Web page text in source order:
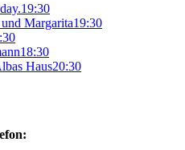
19:30
Margarita19:30
18:30
Haus20:30